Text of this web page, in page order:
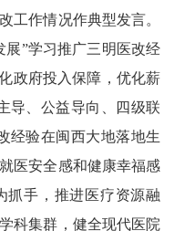
工作情况作典型发言。
展”学习推广三明医改经
政府投入保障，优化薪
导、公益导向、四级联
经验在闽西大地落地生
医安全感和健康幸福感
抓手，推进医疗资源融
科集群，健全现代医院